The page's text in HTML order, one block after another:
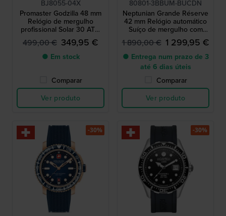
BJ8055-04X
Promaster Godzilla 48 mm
Relógio de mergulho
profissional Solar 30 ATM
com extensor de bracelete
499,00 € 349,95 €
● Em stock
Comparar
Ver produto
80801-3BBUM-BUCDN
Neptunian Grande Réserve
42 mm Relógio automático
Suíço de mergulho com
data
1 890,00 € 1 299,95 €
● Entrega num prazo de 3
até 6 dias úteis
Comparar
Ver produto
-30% -30%